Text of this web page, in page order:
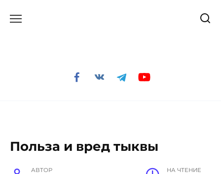
Польза и вред тыквы
АВТОР НА ЧТЕНИЕ